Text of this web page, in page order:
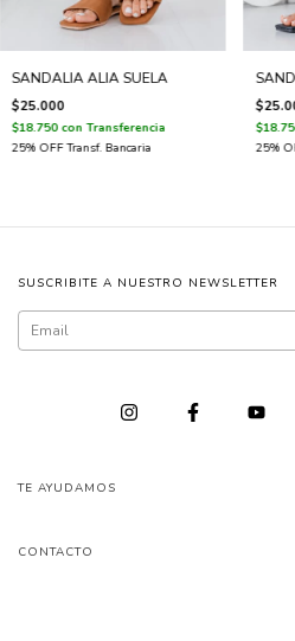
SANDALIA ALIA SUELA
$25.000
$18.750 con Transferencia
SUSCRIBITE A NUESTRO NEWSLETTER
TE AYUDAMOS
CONTACTO